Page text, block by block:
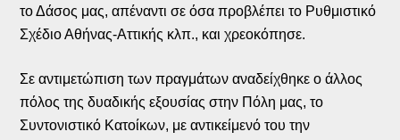
το Δάσος μας, απέναντι σε όσα προβλέπει το Ρυθμιστικό
Σχέδιο Αθήνας-Αττικής κλπ., και χρεοκόπησε.
Σε αντιμετώπιση των πραγμάτων αναδείχθηκε ο άλλος
πόλος της δυαδικής εξουσίας στην Πόλη μας, το
Συντονιστικό Κατοίκων, με αντικείμενό του την